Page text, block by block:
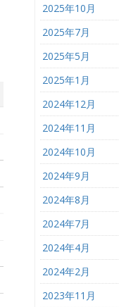
2025年10月
2025年7月
2025年5月
2025年1月
2024年12月
2024年11月
2024年10月
2024年9月
2024年8月
2024年7月
2024年4月
2024年2月
2023年11月